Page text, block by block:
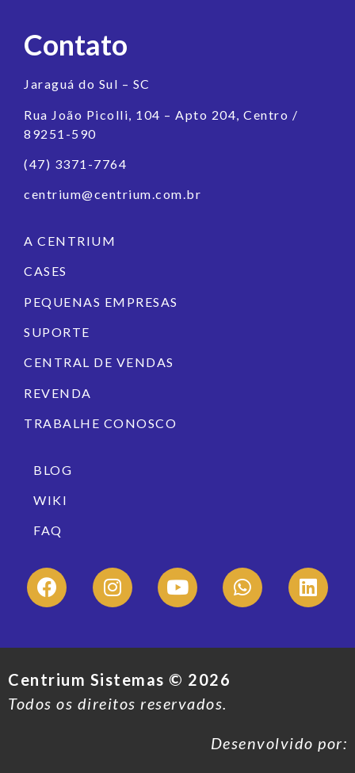
Contato
Jaraguá do Sul – SC
Rua João Picolli, 104 – Apto 204, Centro /
89251-590
(47) 3371-7764
centrium@centrium.com.br
A CENTRIUM
CASES
PEQUENAS EMPRESAS
SUPORTE
CENTRAL DE VENDAS
REVENDA
TRABALHE CONOSCO
BLOG
WIKI
FAQ
Centrium Sistemas © 2026
Todos os direitos reservados.
Desenvolvido por: